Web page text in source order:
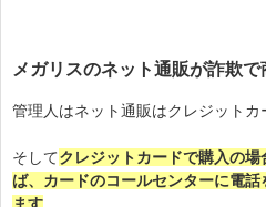
メガリスのネット通販が詐欺
管理人はネット通販はクレジットカ
そしてクレジットカードで購入の
ば、カードのコールセンターに電